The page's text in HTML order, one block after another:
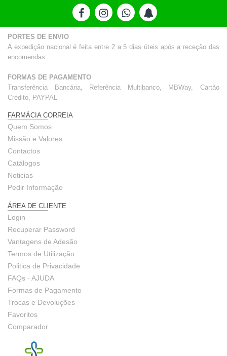
PORTES DE ENVIO
A expedição nacional é feita entre 2 a 5 dias úteis após a receção das
encomendas.
FORMAS DE PAGAMENTO
Transferência Bancária, Referência Multibanco, MBWay, Cartão
Crédito, PAYPAL
FARMÁCIA CORREIA
Quem Somos
Missão e Valores
Contactos
Catálogos
Noticias
Pedir Informação
ÁREA DE CLIENTE
Login
Recuperar Password
Vantagens de Adesão
Termos de Utilização
Politica de Privacidade
FAQs - AJUDA
Formas de Pagamento
Trocas e Devoluções
Favoritos
Comparador